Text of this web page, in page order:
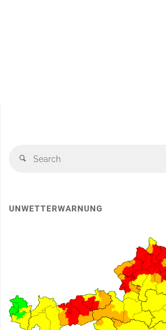
Search
UNWETTERWARNUNG